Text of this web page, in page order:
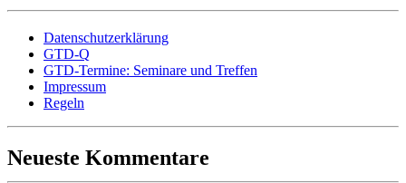
Datenschutzerklärung
GTD-Q
GTD-Termine: Seminare und Treffen
Impressum
Regeln
Neueste Kommentare